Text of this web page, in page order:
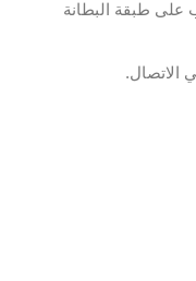
على طبقة البطانة
الاتصال.